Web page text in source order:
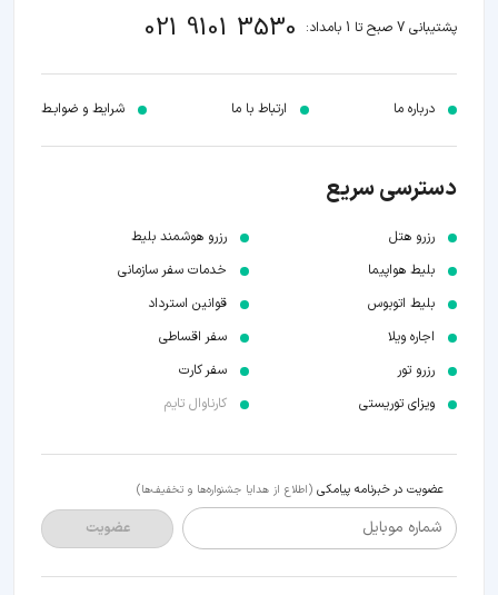
پشتیبانی 7 صبح تا 1 بامداد: 021 9101 3530
درباره ما ارتباط با ما شرایط و ضوابـط
دسترسی سریع
رزرو هتل
بلیط هواپیما
بلیط اتوبوس
اجاره ویلا
رزرو تور
ویزای توریستی
رزرو هوشمند بلیط
خدمات سفر سازمانی
قوانین استرداد
سفر اقساطی
سفر کارت
کارناوال تایم
عضویت در خبرنامه پیامکی (اطلاع از هدایا جشنواره‌ها و تخفیف‌ها)
شماره موبایل عضویت